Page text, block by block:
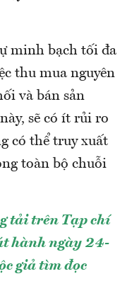
minh bạch tối đa
thu mua nguyên
và bán sản
sẽ có ít rủi ro
có thể truy xuất
toàn bộ chuỗi
tải trên Tạp chí
hành ngày 24-
giả tìm đọc